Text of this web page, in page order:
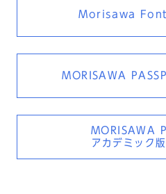
Morisawa
MORISAWA
MORISAWA
アカデミック